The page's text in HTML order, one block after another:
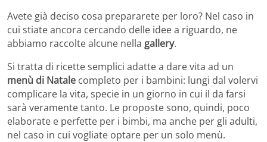
Avete già deciso cosa prepararete per loro? Nel caso in
cui stiate ancora cercando delle idee a riguardo, ne
abbiamo raccolte alcune nella gallery.
Si tratta di ricette semplici adatte a dare vita ad un
menù di Natale completo per i bambini: lungi dal volervi
complicare la vita, specie in un giorno in cui il da farsi
sarà veramente tanto. Le proposte sono, quindi, poco
elaborate e perfette per i bimbi, ma anche per gli adulti,
nel caso in cui vogliate optare per un solo menù.